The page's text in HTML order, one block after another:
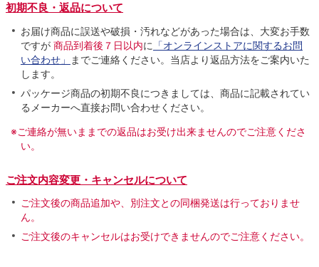
初期不良・返品について
お届け商品に誤送や破損・汚れなどがあった場合は、大変お手数
ですが 商品到着後７日以内に 「オンラインストアに関するお問
い合わせ」
までご連絡ください。当店より返品方法をご案内いた
します。
パッケージ商品の初期不良につきましては、商品に記載されてい
るメーカーへ直接お問い合わせください。
※ご連絡が無いままでの返品はお受け出来ませんのでご注意くださ
い。
ご注文内容変更・キャンセルについて
ご注文後の商品追加や、別注文との同梱発送は行っておりませ
ん。
ご注文後のキャンセルはお受けできませんのでご注意ください。